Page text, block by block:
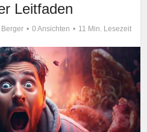
Leitfaden
0 Ansichten 11 Min. Lesezeit